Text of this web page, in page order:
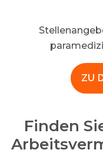
ZU
Finden